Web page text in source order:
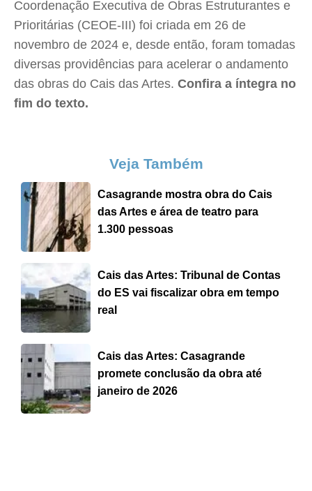
Coordenação Executiva de Obras Estruturantes e
Prioritárias (CEOE-III) foi criada em 26 de
novembro de 2024 e, desde então, foram tomadas
diversas providências para acelerar o andamento
das obras do Cais das Artes. Confira a íntegra no
fim do texto.
Veja Também
Casagrande mostra obra do Cais
das Artes e área de teatro para
1.300 pessoas
Cais das Artes: Tribunal de Contas
do ES vai fiscalizar obra em tempo
real
Cais das Artes: Casagrande
promete conclusão da obra até
janeiro de 2026